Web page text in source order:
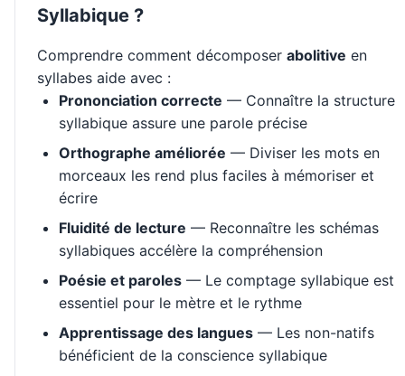
Syllabique ?
Comprendre comment décomposer abolitive en
syllabes aide avec :
Prononciation correcte — Connaître la structure
syllabique assure une parole précise
Orthographe améliorée — Diviser les mots en
morceaux les rend plus faciles à mémoriser et
écrire
Fluidité de lecture — Reconnaître les schémas
syllabiques accélère la compréhension
Poésie et paroles — Le comptage syllabique est
essentiel pour le mètre et le rythme
Apprentissage des langues — Les non-natifs
bénéficient de la conscience syllabique